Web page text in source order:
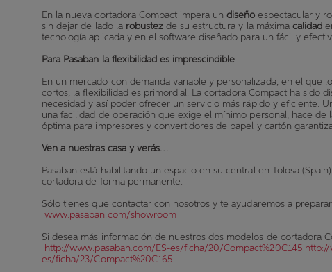
En la nueva cortadora Compact impera undiseño espectacular y
sin dejar de lado la robustezde su estructura y la máxima calidad
tecnología aplicada y en el software diseñado para un fácil y
Para Pasaban la flexibilidad es imprescindible
En un mercado con demanda variable y personalizada, en el que
cortos, la flexibilidad es primordial. La cortadora Compact ha sido
necesidad y así poder ofrecer un servicio más rápido y eficiente.
una facilidad de operación que exige el mínimo personal, hace de
óptima para impresores y convertidores de papel y cartón
Ven a nuestras casa y verás…
Pasaban está habilitando un espacio en su central en Tolosa
cortadora de forma permanente.
Sólo tienes que contactar con nosotros y te ayudaremos a
www.pasaban.com/showroom
Si desea más información de nuestros dos modelos de cortadora
http://www.pasaban.com/ES-es/ficha/20/Compact%20C145 http://
es/ficha/23/Compact%20C165